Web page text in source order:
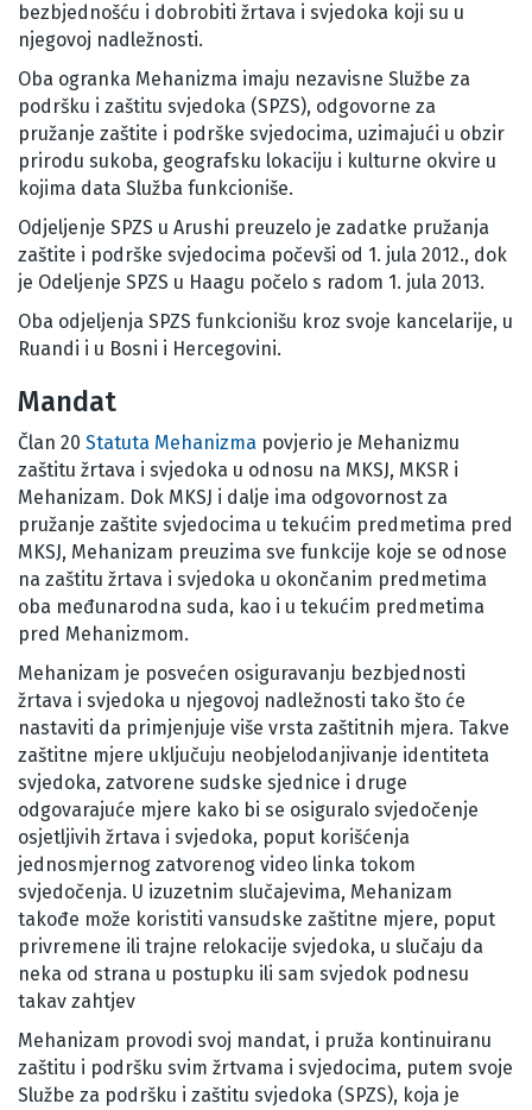
bezbjednošću i dobrobiti žrtava i svjedoka koji su u
njegovoj nadležnosti.
Oba ogranka Mehanizma imaju nezavisne Službe za
podršku i zaštitu svjedoka (SPZS), odgovorne za
pružanje zaštite i podrške svjedocima, uzimajući u obzir
prirodu sukoba, geografsku lokaciju i kulturne okvire u
kojima data Služba funkcioniše.
Odjeljenje SPZS u Arushi preuzelo je zadatke pružanja
zaštite i podrške svjedocima počevši od 1. jula 2012., dok
je Odeljenje SPZS u Haagu počelo s radom 1. jula 2013.
Oba odjeljenja SPZS funkcionišu kroz svoje kancelarije, u
Ruandi i u Bosni i Hercegovini.
Mandat
Član 20 Statuta Mehanizma povjerio je Mehanizmu
zaštitu žrtava i svjedoka u odnosu na MKSJ, MKSR i
Mehanizam. Dok MKSJ i dalje ima odgovornost za
pružanje zaštite svjedocima u tekućim predmetima pred
MKSJ, Mehanizam preuzima sve funkcije koje se odnose
na zaštitu žrtava i svjedoka u okončanim predmetima
oba međunarodna suda, kao i u tekućim predmetima
pred Mehanizmom.
Mehanizam je posvećen osiguravanju bezbjednosti
žrtava i svjedoka u njegovoj nadležnosti tako što će
nastaviti da primjenjuje više vrsta zaštitnih mjera. Takve
zaštitne mjere uključuju neobjelodanjivanje identiteta
svjedoka, zatvorene sudske sjednice i druge
odgovarajuće mjere kako bi se osiguralo svjedočenje
osjetljivih žrtava i svjedoka, poput korišćenja
jednosmjernog zatvorenog video linka tokom
svjedočenja. U izuzetnim slučajevima, Mehanizam
takođe može koristiti vansudske zaštitne mjere, poput
privremene ili trajne relokacije svjedoka, u slučaju da
neka od strana u postupku ili sam svjedok podnesu
takav zahtjev
Mehanizam provodi svoj mandat, i pruža kontinuiranu
zaštitu i podršku svim žrtvama i svjedocima, putem svoje
Službe za podršku i zaštitu svjedoka (SPZS), koja je